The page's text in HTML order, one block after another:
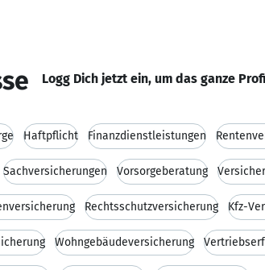
Logg Dich jetzt ein, um das ganze
Haftpflicht Finanzdienstleistungen
Sachversicherungen Vorsorgeberatung
Rechtsschutzversicherung Kfz-
Wohngebäudeversicherung